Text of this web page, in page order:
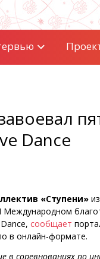
Dance
«Ступени»
Международном
сообщает
в онлайн-формате.
в соревнованиях по